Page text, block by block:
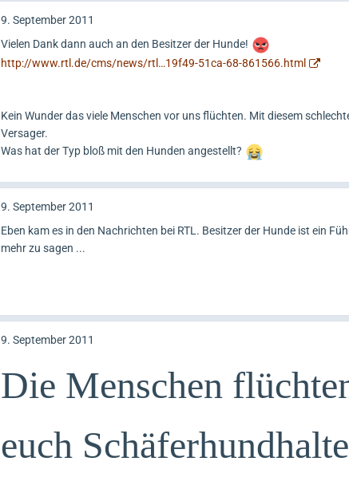
9. September 2011
Vielen Dank dann auch an den Besitzer der Hunde!
http://www.rtl.de/cms/news/rtl…19f49-51ca-68-861566.html
Kein Wunder das viele Menschen vor uns flüchten. Mit diesem
Versager.
Was hat der Typ bloß mit den Hunden angestellt?
9. September 2011
Eben kam es in den Nachrichten bei RTL. Besitzer der Hunde ist ein
mehr zu sagen ...
9. September 2011
Die Menschen
euch